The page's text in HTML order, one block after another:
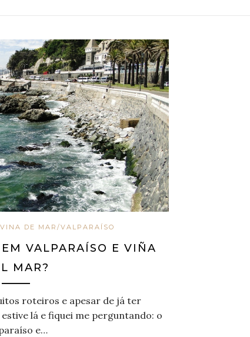
VINA DE MAR/VALPARAÍSO
VALPARAÍSO E VIÑA
MAR?
roteiros e apesar de já ter
lá e fiquei me perguntando: o
e…